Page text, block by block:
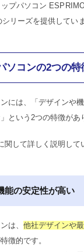
ップパソコン
リーズを提供していま
ソコンの2つの特
には、「デザインや
という2つの特徴があ
関して詳しく説明して
の安定性が高い
は、他社デザインや
徴的です。